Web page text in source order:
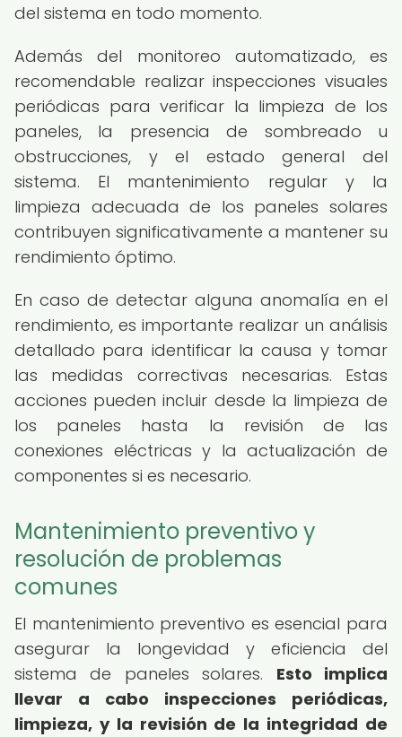
del sistema en todo momento.
Además del monitoreo automatizado, es
recomendable realizar inspecciones visuales
periódicas para verificar la limpieza de los
paneles, la presencia de sombreado u
obstrucciones, y el estado general del
sistema. El mantenimiento regular y la
limpieza adecuada de los paneles solares
contribuyen significativamente a mantener su
rendimiento óptimo.
En caso de detectar alguna anomalía en el
rendimiento, es importante realizar un análisis
detallado para identificar la causa y tomar
las medidas correctivas necesarias. Estas
acciones pueden incluir desde la limpieza de
los paneles hasta la revisión de las
conexiones eléctricas y la actualización de
componentes si es necesario.
Mantenimiento preventivo y
resolución de problemas
comunes
El mantenimiento preventivo es esencial para
asegurar la longevidad y eficiencia del
sistema de paneles solares. Esto implica
llevar a cabo inspecciones periódicas,
limpieza, y la revisión de la integridad de